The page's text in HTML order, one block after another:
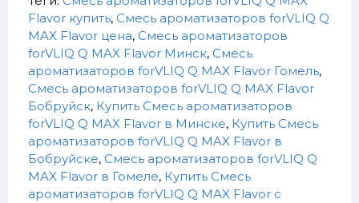
Flavor купить, Смесь ароматизаторов forVLIQ Q
MAX Flavor цена, Смесь ароматизаторов
forVLIQ Q MAX Flavor Минск, Смесь
ароматизаторов forVLIQ Q MAX Flavor Гомель,
Смесь ароматизаторов forVLIQ Q MAX Flavor
Бобруйск, Купить Смесь ароматизаторов
forVLIQ Q MAX Flavor в Минске, Купить Смесь
ароматизаторов forVLIQ Q MAX Flavor в
Бобруйске, Смесь ароматизаторов forVLIQ Q
MAX Flavor в Гомеле, Купить Смесь
ароматизаторов forVLIQ Q MAX Flavor c